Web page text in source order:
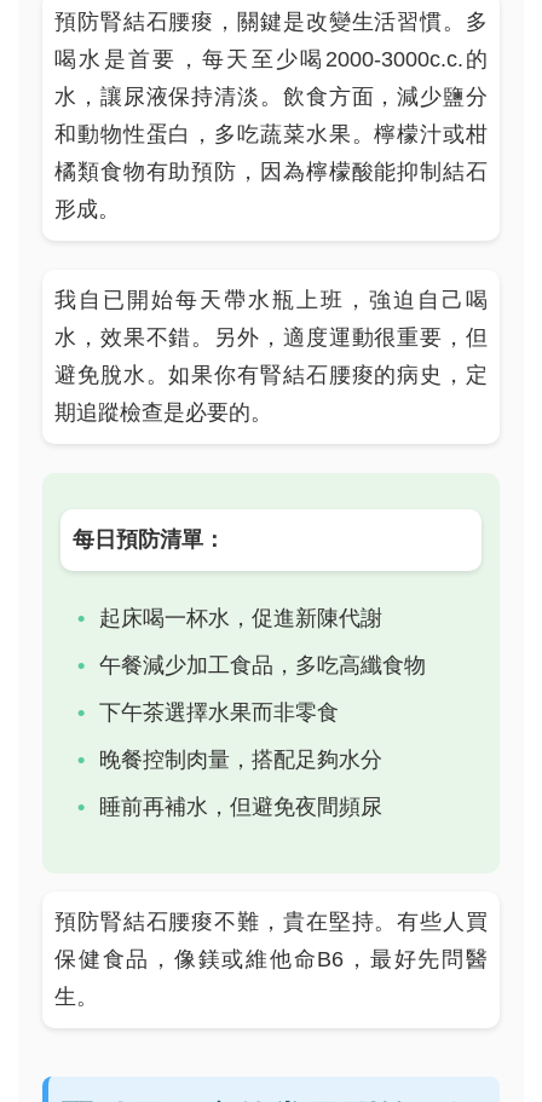
預防腎結石腰痠，關鍵是改變生活習慣。多
喝水是首要，每天至少喝2000-3000c.c.的
水，讓尿液保持清淡。飲食方面，減少鹽分
和動物性蛋白，多吃蔬菜水果。檸檬汁或柑
橘類食物有助預防，因為檸檬酸能抑制結石
形成。
我自已開始每天帶水瓶上班，強迫自己喝
水，效果不錯。另外，適度運動很重要，但
避免脫水。如果你有腎結石腰痠的病史，定
期追蹤檢查是必要的。
每日預防清單：
起床喝一杯水，促進新陳代謝
午餐減少加工食品，多吃高纖食物
下午茶選擇水果而非零食
晚餐控制肉量，搭配足夠水分
睡前再補水，但避免夜間頻尿
預防腎結石腰痠不難，貴在堅持。有些人買
保健食品，像鎂或維他命B6，最好先問醫
生。